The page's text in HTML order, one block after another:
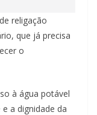
religação
que já precisa
o
à água potável
a dignidade da